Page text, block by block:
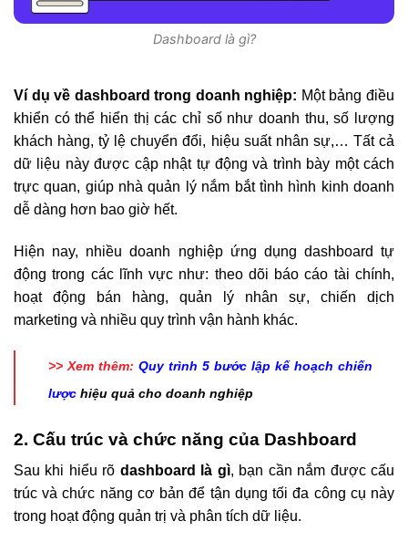
Dashboard là gì?
Ví dụ về dashboard trong doanh nghiệp: Một bảng điều
khiển có thể hiển thị các chỉ số như doanh thu, số lượng
khách hàng, tỷ lệ chuyển đổi, hiệu suất nhân sự,… Tất cả
dữ liệu này được cập nhật tự động và trình bày một cách
trực quan, giúp nhà quản lý nắm bắt tình hình kinh doanh
dễ dàng hơn bao giờ hết.
Hiện nay, nhiều doanh nghiệp ứng dụng dashboard tự
động trong các lĩnh vực như: theo dõi báo cáo tài chính,
hoạt động bán hàng, quản lý nhân sự, chiến dịch
marketing và nhiều quy trình vận hành khác.
>> Xem thêm: Quy trình 5 bước lập kế hoạch chiến
lược hiệu quả cho doanh nghiệp
2. Cấu trúc và chức năng của Dashboard
Sau khi hiểu rõ dashboard là gì, bạn cần nắm được cấu
trúc và chức năng cơ bản để tận dụng tối đa công cụ này
trong hoạt động quản trị và phân tích dữ liệu.